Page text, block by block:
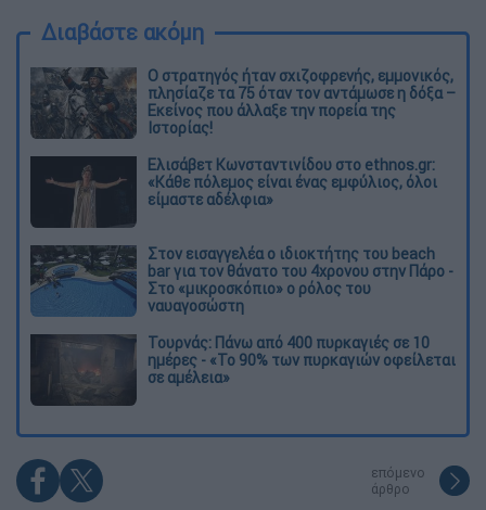
Διαβάστε ακόμη
O στρατηγός ήταν σχιζοφρενής, εμμονικός,
πλησίαζε τα 75 όταν τον αντάμωσε η δόξα –
Εκείνος που άλλαξε την πορεία της
Ιστορίας!
Ελισάβετ Κωνσταντινίδου στο ethnos.gr:
«Κάθε πόλεμος είναι ένας εμφύλιος, όλοι
είμαστε αδέλφια»
Στον εισαγγελέα ο ιδιοκτήτης του beach
bar για τον θάνατο του 4χρονου στην Πάρο -
Στο «μικροσκόπιο» ο ρόλος του
ναυαγοσώστη
Τουρνάς: Πάνω από 400 πυρκαγιές σε 10
ημέρες - «Το 90% των πυρκαγιών οφείλεται
σε αμέλεια»
επόμενο
άρθρο